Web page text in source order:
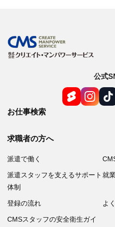
公式
お仕事検索
求職者の方へ
派遣で働く
派遣スタッフを支えるサポート
体制
就
登録の流れ よ
CMSスタッフの安全衛生ガイ